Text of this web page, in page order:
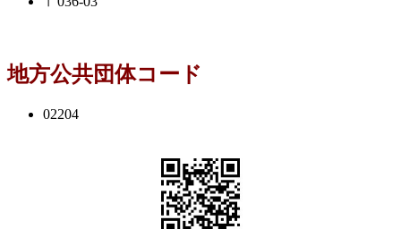
地方公共団体コード
02204